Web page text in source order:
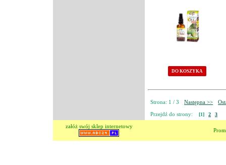
DO KOSZYKA
Strona: 1 / 3 Następna >>
Przejdź do strony:
[1] 2 3
załóż swój sklep internetowy